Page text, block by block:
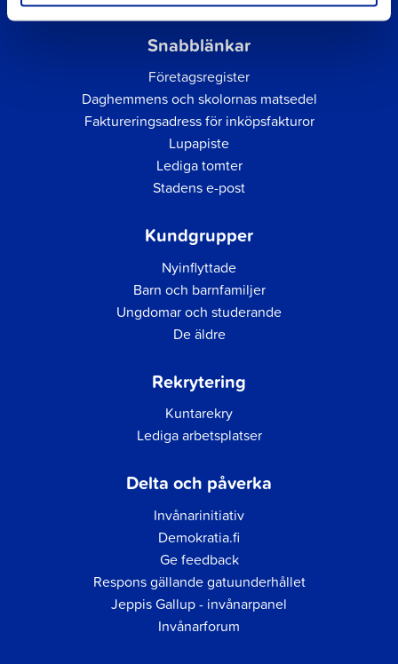
Snabblänkar
Företagsregister
Daghemmens och skolornas matsedel
Faktureringsadress för inköpsfakturor
Lupapiste
Lediga tomter
Stadens e-post
Kundgrupper
Nyinflyttade
Barn och barnfamiljer
Ungdomar och studerande
De äldre
Rekrytering
Kuntarekry
Lediga arbetsplatser
Delta och påverka
Invånarinitiativ
Demokratia.fi
Ge feedback
Respons gällande gatuunderhållet
Jeppis Gallup - invånarpanel
Invånarforum